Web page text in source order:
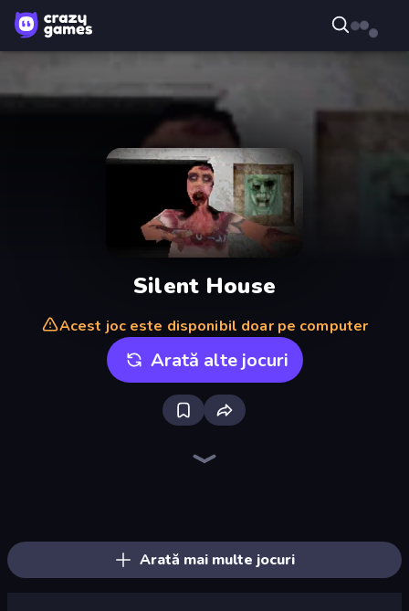
Silent House
Acest joc este disponibil doar pe computer
Arată alte jocuri
Arată mai multe jocuri